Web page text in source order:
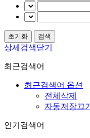
상세검색닫기
최근검색어
최근검색어 옵션
전체삭제
자동저장끄기
인기검색어